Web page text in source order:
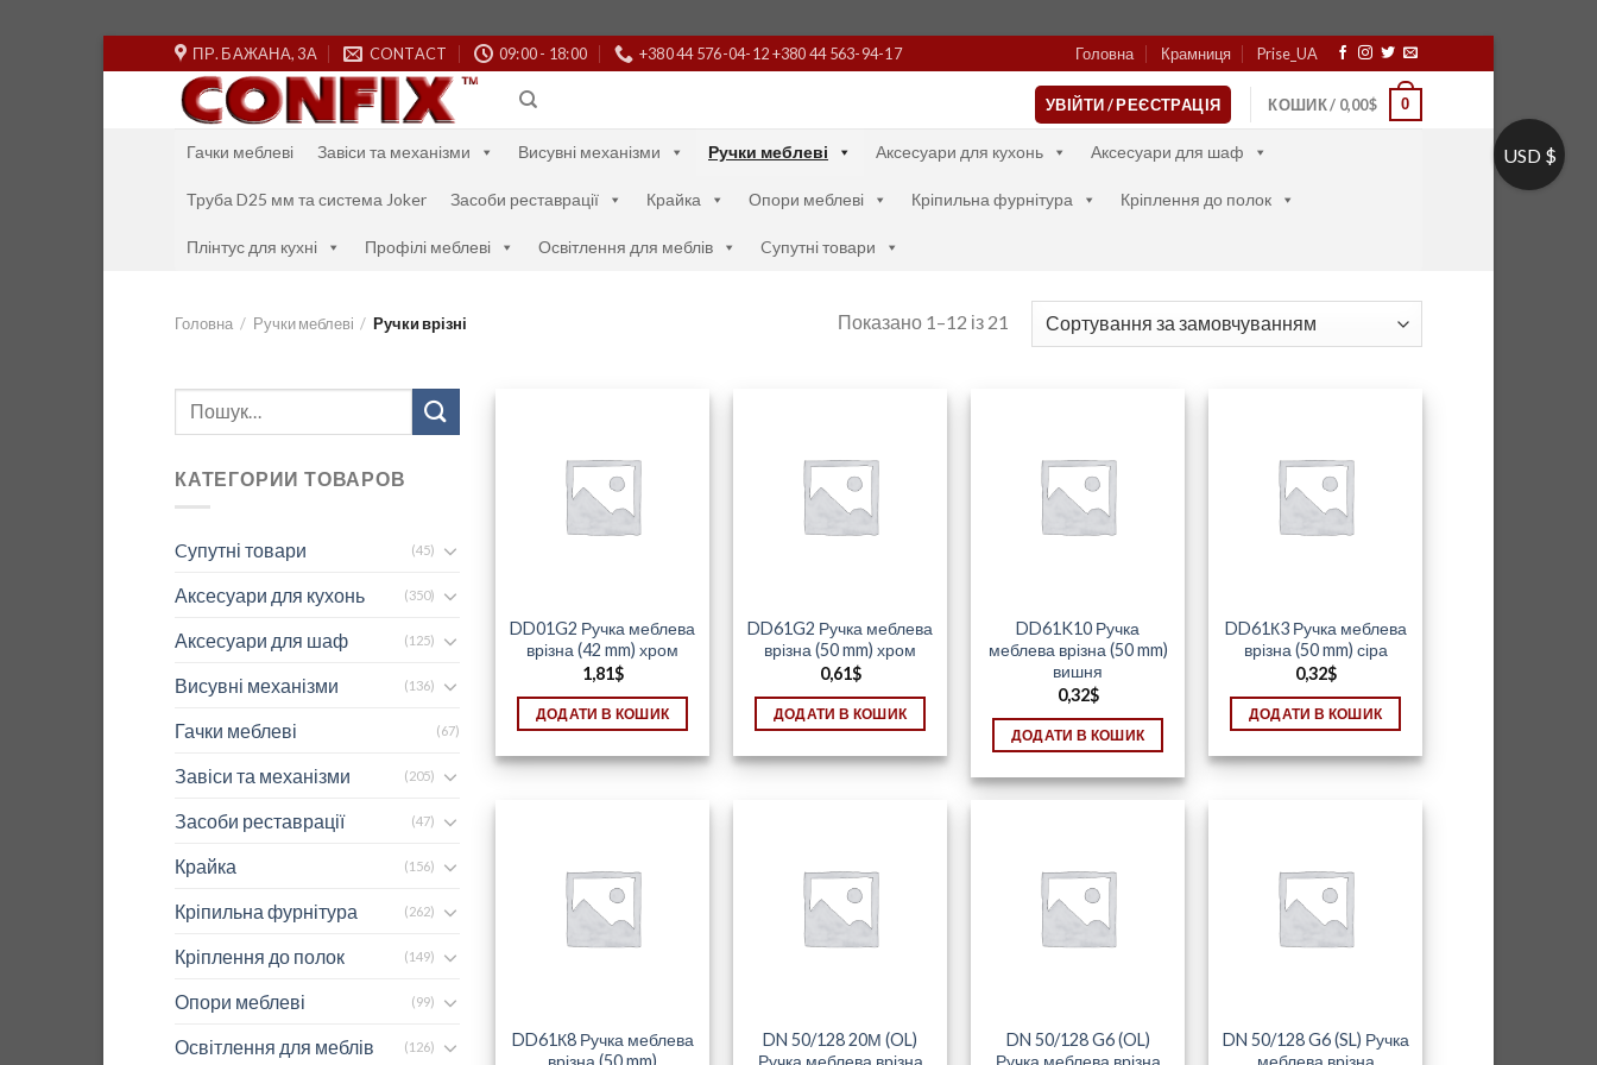
to
ПР. БАЖАНА, 3А CONTACT 09:00 - 18:00 +380 44 576-04-12 +380 44 563-94-17 Головна Крамниця Prise_UA
УВІЙТИ / РЕЄСТРАЦІЯ КОШИК / 0,00$ 0
Гачки меблеві Завіси та механізми Висувні механізми Ручки меблеві Аксесуари для кухонь Аксесуари для шаф
Труба D25 мм та система Joker Засоби реставрації Крайка Опори меблеві Кріпильна фурнітура Кріплення до полок
Плінтус для кухні Профілі меблеві Освітлення для меблів Cупутні товари
Головна / Ручки меблеві / Ручки врізні Показано 1–12 із 21
Шукати:
КАТЕГОРИИ ТОВАРОВ
Cупутні товари (45)
Аксесуари для кухонь (350)
Аксесуари для шаф (125)
Висувні механізми (136)
Гачки меблеві (67)
Завіси та механізми (205)
Засоби реставрації (47)
Крайка (156)
Кріпильна фурнітура (262)
Кріплення до полок (149)
Опори меблеві (99)
Освітлення для меблів (126)
DD01G2 Ручка меблева
врізна (42 mm) хром
1,81$
ДОДАТИ В КОШИК
DD61G2 Ручка меблева
врізна (50 mm) хром
0,61$
ДОДАТИ В КОШИК
DD61K10 Ручка
меблева врізна (50 mm)
вишня
0,32$
ДОДАТИ В КОШИК
DD61К3 Ручка меблева
врізна (50 mm) сіра
0,32$
ДОДАТИ В КОШИК
DD61К8 Ручка меблева
DN 50/128 20М (OL)
DN 50/128 G6 (OL)
DN 50/128 G6 (SL) Ручка
USD $